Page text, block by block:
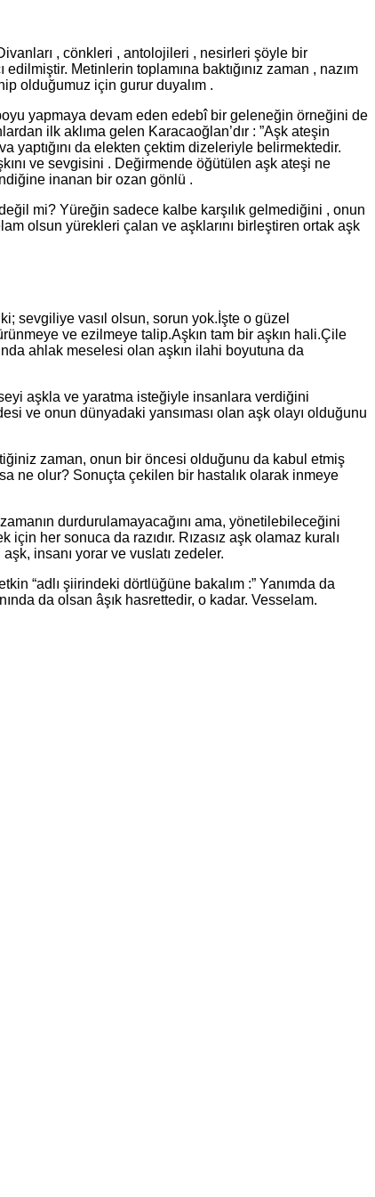
, cönkleri , antolojileri , nesirleri şöyle bir
edilmiştir. Metinlerin toplamına baktığınız zaman , nazım
olduğumuz için gurur duyalım .
yapmaya devam eden edebî bir geleneğin örneğini de
ilk aklıma gelen Karacaoğlan’dır : ”Aşk ateşin
yaptığını da elekten çektim dizeleriyle belirmektedir.
ve sevgisini . Değirmende öğütülen aşk ateşi ne
inanan bir ozan gönlü .
mi? Yüreğin sadece kalbe karşılık gelmediğini , onun
olsun yürekleri çalan ve aşklarını birleştiren ortak aşk
sevgiliye vasıl olsun, sorun yok.İşte o güzel
ve ezilmeye talip.Aşkın tam bir aşkın hali.Çile
ahlak meselesi olan aşkın ilahi boyutuna da
aşkla ve yaratma isteğiyle insanlara verdiğini
ve onun dünyadaki yansıması olan aşk olayı olduğunu
zaman, onun bir öncesi olduğunu da kabul etmiş
ne olur? Sonuçta çekilen bir hastalık olarak inmeye
durdurulamayacağını ama, yönetilebileceğini
her sonuca da razıdır. Rızasız aşk olamaz kuralı
insanı yorar ve vuslatı zedeler.
“adlı şiirindeki dörtlüğüne bakalım :” Yanımda da
da olsan âşık hasrettedir, o kadar. Vesselam.